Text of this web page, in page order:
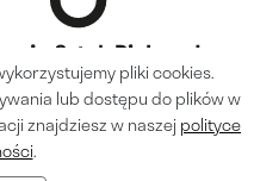
pliki cookies.
lub dostępu do plików w
znajdziesz w naszejpolityce
.